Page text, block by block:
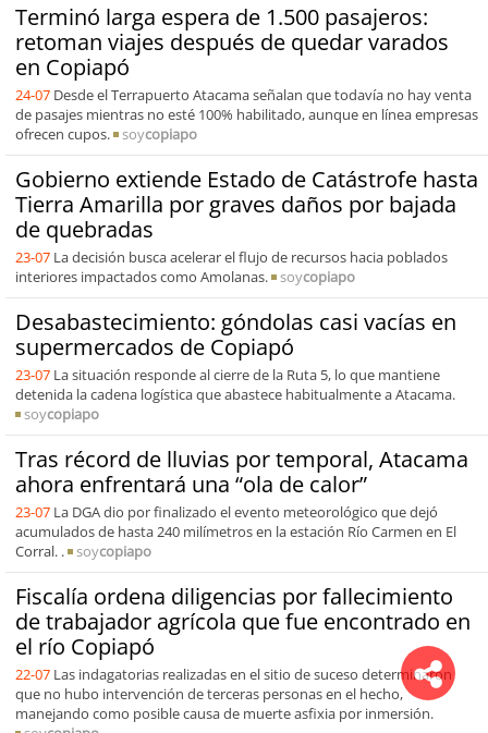
Terminó larga espera de 1.500 pasajeros:
retoman viajes después de quedar varados
en Copiapó
24-07 Desde el Terrapuerto Atacama señalan que todavía no hay venta
de pasajes mientras no esté 100% habilitado, aunque en línea empresas
ofrecen cupos.
soycopiapo
Gobierno extiende Estado de Catástrofe hasta
Tierra Amarilla por graves daños por bajada
de quebradas
23-07 La decisión busca acelerar el flujo de recursos hacia poblados
interiores impactados como Amolanas.
soycopiapo
Desabastecimiento: góndolas casi vacías en
supermercados de Copiapó
23-07 La situación responde al cierre de la Ruta 5, lo que mantiene
detenida la cadena logística que abastece habitualmente a Atacama.
soycopiapo
Tras récord de lluvias por temporal, Atacama
ahora enfrentará una “ola de calor”
23-07 La DGA dio por finalizado el evento meteorológico que dejó
acumulados de hasta 240 milímetros en la estación Río Carmen en El
Corral. .
soycopiapo
Fiscalía ordena diligencias por fallecimiento
de trabajador agrícola que fue encontrado en
el río Copiapó
22-07 Las indagatorias realizadas en el sitio de suceso determinaron
que no hubo intervención de terceras personas en el hecho,
manejando como posible causa de muerte asfixia por inmersión.